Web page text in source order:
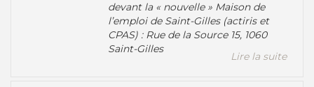
devant la « nouvelle » Maison de
l’emploi de Saint-Gilles (actiris et
CPAS) : Rue de la Source 15, 1060
Saint-Gilles
Lire la suite